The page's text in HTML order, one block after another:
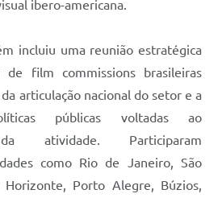
ibero-americana.
incluiu uma reunião estratégica
de film commissions brasileiras
articulação nacional do setor e a
públicas voltadas ao
atividade. Participaram
como Rio de Janeiro, São
Horizonte, Porto Alegre, Búzios,